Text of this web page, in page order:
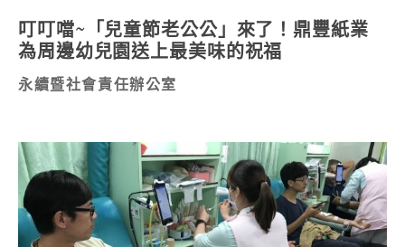
叮叮噹~「兒童節老公公」來了！鼎豐紙業
為周邊幼兒園送上最美味的祝福
永續暨社會責任辦公室